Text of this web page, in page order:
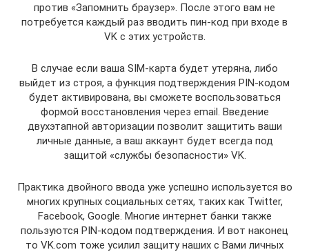
против «Запомнить браузер». После этого вам не
потребуется каждый раз вводить пин-код при входе в
VK с этих устройств.
В случае если ваша SIM-карта будет утеряна, либо
выйдет из строя, а функция подтверждения PIN-кодом
будет активирована, вы сможете воспользоваться
формой восстановления через email. Введение
двухэтапной авторизации позволит защитить ваши
личные данные, а ваш аккаунт будет всегда под
защитой «службы безопасности» VK.
Практика двойного ввода уже успешно используется во
многих крупных социальных сетях, таких как Twitter,
Facebook, Google. Многие интернет банки также
пользуются PIN-кодом подтверждения. И вот наконец
то VK.com тоже усилил защиту наших с Вами личных